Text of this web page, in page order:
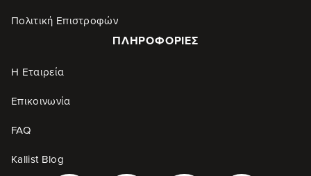
Πολιτική Επιστροφών
ΠΛΗΡΟΦΟΡΊΕΣ
Η Εταιρεία
Επικοινωνία
FAQ
Kallist Blog